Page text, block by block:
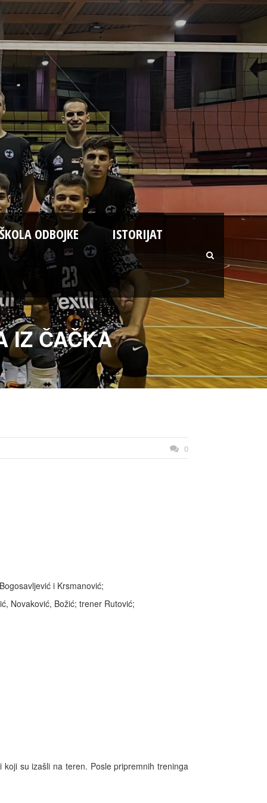
ŠKOLA ODBOJKE ISTORIJAT
IZ ČAČKA
0
i Krsmanović;
Novaković, Božić; trener Rutović;
su izašli na teren. Posle pripremnih treninga